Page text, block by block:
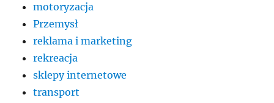
motoryzacja
Przemysł
reklama i marketing
rekreacja
sklepy internetowe
transport